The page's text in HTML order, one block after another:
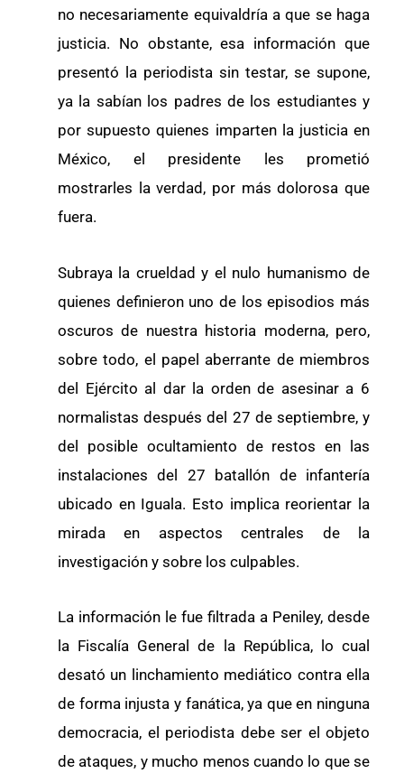
no necesariamente equivaldría a que se haga
justicia. No obstante, esa información que
presentó la periodista sin testar, se supone,
ya la sabían los padres de los estudiantes y
por supuesto quienes imparten la justicia en
México, el presidente les prometió
mostrarles la verdad, por más dolorosa que
fuera.
Subraya la crueldad y el nulo humanismo de
quienes definieron uno de los episodios más
oscuros de nuestra historia moderna, pero,
sobre todo, el papel aberrante de miembros
del Ejército al dar la orden de asesinar a 6
normalistas después del 27 de septiembre, y
del posible ocultamiento de restos en las
instalaciones del 27 batallón de infantería
ubicado en Iguala. Esto implica reorientar la
mirada en aspectos centrales de la
investigación y sobre los culpables.
La información le fue filtrada a Peniley, desde
la Fiscalía General de la República, lo cual
desató un linchamiento mediático contra ella
de forma injusta y fanática, ya que en ninguna
democracia, el periodista debe ser el objeto
de ataques, y mucho menos cuando lo que se